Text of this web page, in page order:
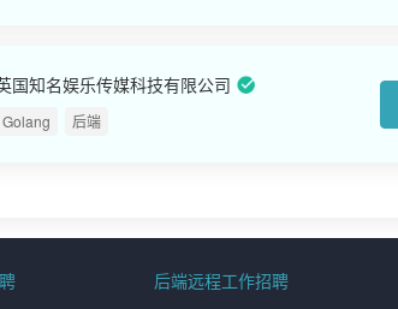
国知名娱乐传媒科技有限公司
Golang 后端
后端远程工作招聘